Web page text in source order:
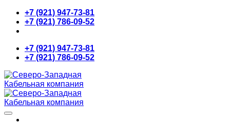
Skip
content
+7 (921) 947-73-81
+7 (921) 786-09-52
+7 (921) 947-73-81
+7 (921) 786-09-52